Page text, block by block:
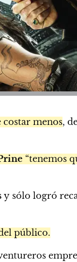
menos,
“tenemos
y sólo logró
público.